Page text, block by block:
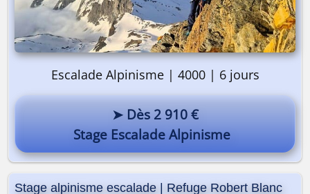
Escalade Alpinisme | 4000 | 6 jours
➤ Dès 2 910 €
Stage Escalade Alpinisme
Stage alpinisme escalade | Refuge Robert Blanc